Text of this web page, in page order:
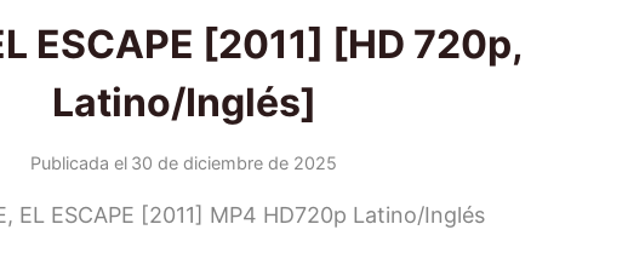
ESCAPE [2011] [HD 720p,
Latino/Inglés]
Publicada el 30 de diciembre de 2025